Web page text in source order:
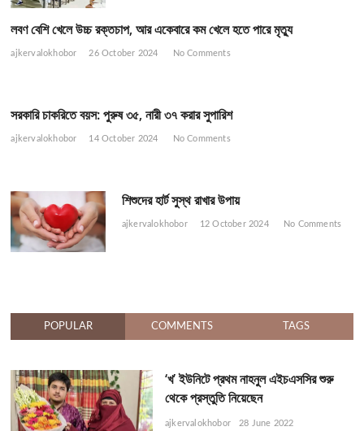
লবণ বেশি খেলে উচ্চ রক্তচাপ, আর একেবারে কম খেলে হতে পারে মৃত্যু
ajkervalokhobor 26 October 2024 No Comments
সরকারি চাকরিতে বয়স: পুরুষ ৩৫, নারী ৩৭ করার সুপারিশ
ajkervalokhobor 14 October 2024 No Comments
শিশুদের হার্ট সুস্থ রাখার উপায়
ajkervalokhobor 12 October 2024 No Comments
POPULAR COMMENTS TAGS
‘খ’ ইউনিটে প্রথম নাহনুল এইচএসসির শুরু
থেকে প্রস্তুতি নিয়েছেন
ajkervalokhobor 28 June 2022